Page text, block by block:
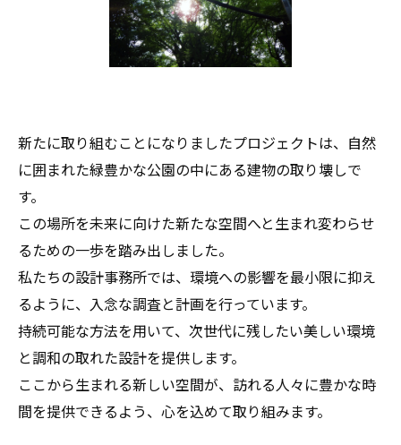
新たに取り組むことになりましたプロジェクトは、自然
に囲まれた緑豊かな公園の中にある建物の取り壊しで
す。
この場所を未来に向けた新たな空間へと生まれ変わらせ
るための一歩を踏み出しました。
私たちの設計事務所では、環境への影響を最小限に抑え
るように、入念な調査と計画を行っています。
持続可能な方法を用いて、次世代に残したい美しい環境
と調和の取れた設計を提供します。
ここから生まれる新しい空間が、訪れる人々に豊かな時
間を提供できるよう、心を込めて取り組みます。